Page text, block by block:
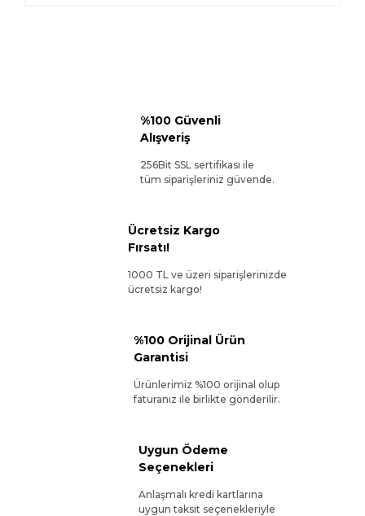
%100 Güvenli
Alışveriş
256Bit SSL sertifikası ile
tüm siparişleriniz güvende.
Ücretsiz Kargo
Fırsatı!
1000 TL ve üzeri siparişlerinizde
ücretsiz kargo!
%100 Orijinal Ürün
Garantisi
Ürünlerimiz %100 orijinal olup
faturanız ile birlikte gönderilir.
Uygun Ödeme
Seçenekleri
Anlaşmalı kredi kartlarına
uygun taksit seçenekleriyle